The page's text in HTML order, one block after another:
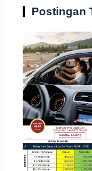
Postingan